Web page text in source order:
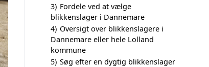
3) Fordele ved at vælge
blikkenslager i Dannemare
4) Oversigt over blikkenslagere i
Dannemare eller hele Lolland
kommune
5) Søg efter en dygtig blikkenslager